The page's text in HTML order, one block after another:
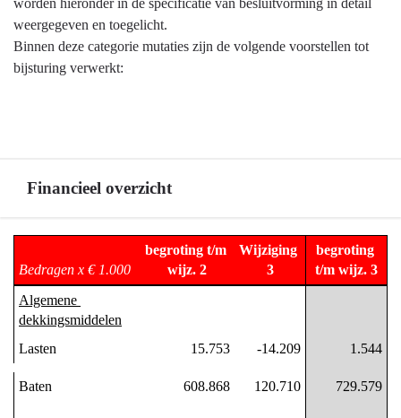
worden hieronder in de specificatie van besluitvorming in detail
weergegeven en toegelicht.
Binnen deze categorie mutaties zijn de volgende voorstellen tot
bijsturing verwerkt:
Financieel overzicht
naar
navigatie
Algemeen
financieel
beleid
Bedragen x € 1.000
begroting t/m
wijz. 2
Wijziging
3
begroting
t/m wijz. 3
Algemene
dekkingsmiddelen
Lasten
15.753 -14.209 1.544
Baten 608.868 120.710 729.579